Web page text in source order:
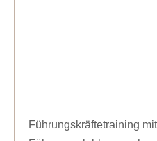
Führungskräftetraining